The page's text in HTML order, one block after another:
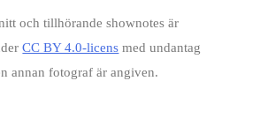
och tillhörande shownotes är
CC BY 4.0-licens med undantag
annan fotograf är angiven.